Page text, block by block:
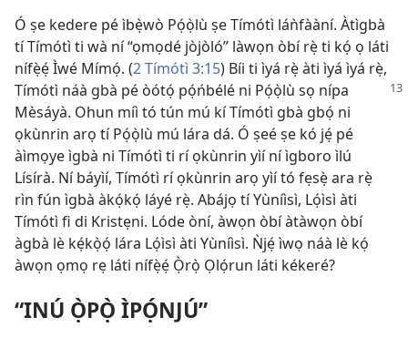
Ó ṣe kedere pé ìbẹ̀wò Pọ́ọ̀lù ṣe Tímótì láǹfààní. Àtìgbà
tí Tímótì ti wà ní “ọmọdé jòjòló” làwọn òbí rẹ̀ ti kọ́ ọ láti
nífẹ̀ẹ́ Ìwé Mímọ́. (2 Tímótì 3:15) Bíi ti ìyá rẹ̀ àti ìyá ìyá rẹ̀,
Tímótì náà gbà pé òótọ́ pọ́ńbélé ni Pọ́ọ̀lù sọ nípa
Mèsáyà. Ohun míì tó tún mú kí Tímótì gbà gbọ́ ni
ọkùnrin arọ tí Pọ́ọ̀lù mú lára dá. Ó ṣeé ṣe kó jẹ́ pé
àìmọye ìgbà ni Tímótì ti rí ọkùnrin yìí ní ìgboro ìlú
Lísírà. Ní báyìí, Tímótì rí ọkùnrin arọ yìí tó fẹsẹ̀ ara rẹ̀
rìn fún ìgbà àkọ́kọ́ láyé rẹ̀. Abájọ tí Yùníìsì, Lọ́ìsì àti
Tímótì fi di Kristẹni. Lóde òní, àwọn òbí àtàwọn òbí
àgbà lè kẹ́kọ̀ọ́ lára Lọ́ìsì àti Yùníìsì. Ǹjẹ́ ìwọ náà lè kọ́
àwọn ọmọ rẹ láti nífẹ̀ẹ́ Ọ̀rọ̀ Ọlọ́run láti kékeré?
“INÚ Ọ̀PỌ̀ ÌPỌ́NJÚ”